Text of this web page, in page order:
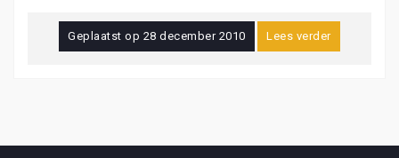
Geplaatst op 28 december 2010 Lees verder